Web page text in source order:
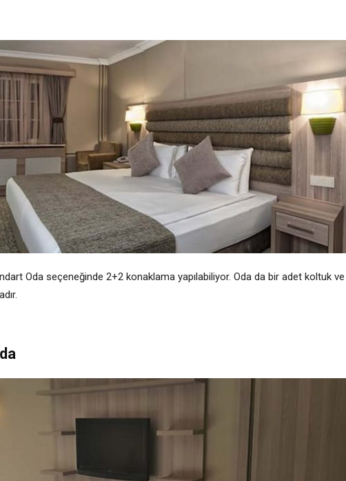
Oda seçeneğinde 2+2 konaklama yapılabiliyor. Oda da bir adet koltuk ve